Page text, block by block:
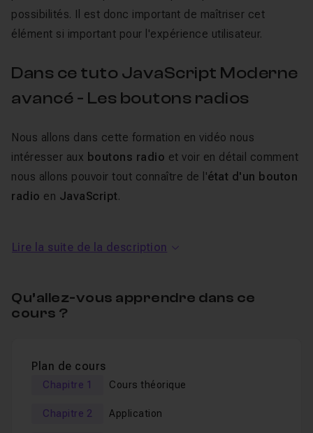
possibilités. Il est donc important de maîtriser cet
élément si important pour l'expérience utilisateur.
Dans ce tuto JavaScript Moderne
avancé - Les boutons radios
Nous allons dans cette formation en vidéo nous
intéresser aux boutons radio et voir en détail comment
nous allons pouvoir tout connaître de l'état d'un bouton
radio en JavaScript.
savoir si un bouton radio est coché ou non.
valeur, tout cela grâce au JavaScript moderne que je
vous enseigne depuis quelques temps maintenant.
pratique
avec la création d'une application de choix de
menus, qui utilise la philosophie des boutons radio.
QCMvous sera proposé en fin de formation et vous
Lire la suite de la description
Qu’allez-vous apprendre dans ce
cours ?
Plan de cours
Chapitre 1 Cours théorique
Chapitre 2 Application